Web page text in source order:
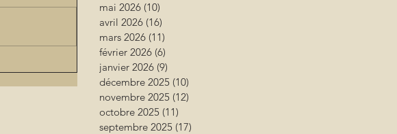
mai 2026 (10)
avril 2026 (16)
mars 2026 (11)
février 2026 (6)
janvier 2026 (9)
décembre 2025 (10)
novembre 2025 (12)
octobre 2025 (11)
septembre 2025 (17)